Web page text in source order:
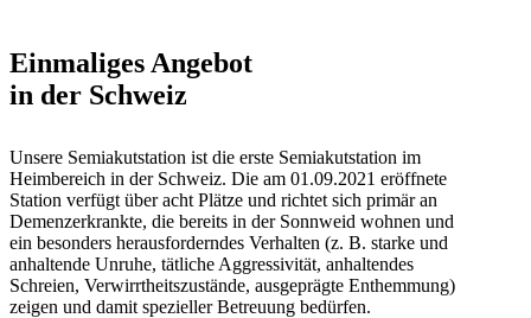
Einmaliges Angebot
in der Schweiz
Unsere Semiakutstation ist die erste Semiakutstation im
Heimbereich in der Schweiz. Die am 01.09.2021 eröffnete
Station verfügt über acht Plätze und richtet sich primär an
Demenzerkrankte, die bereits in der Sonnweid wohnen und
ein besonders herausforderndes Verhalten (z. B. starke und
anhaltende Unruhe, tätliche Aggressivität, anhaltendes
Schreien, Verwirrtheitszustände, ausgeprägte Enthemmung)
zeigen und damit spezieller Betreuung bedürfen.